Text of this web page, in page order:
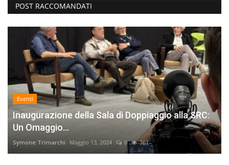
POST RACCOMANDATI
Eventi
Inaugurazione della Sala di Doppiaggio alla SRC:
Un Omaggio...
Symone Trimarchi Maggio 13, 2024 0 361